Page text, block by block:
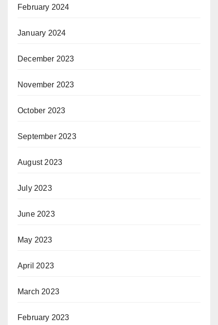
February 2024
January 2024
December 2023
November 2023
October 2023
September 2023
August 2023
July 2023
June 2023
May 2023
April 2023
March 2023
February 2023